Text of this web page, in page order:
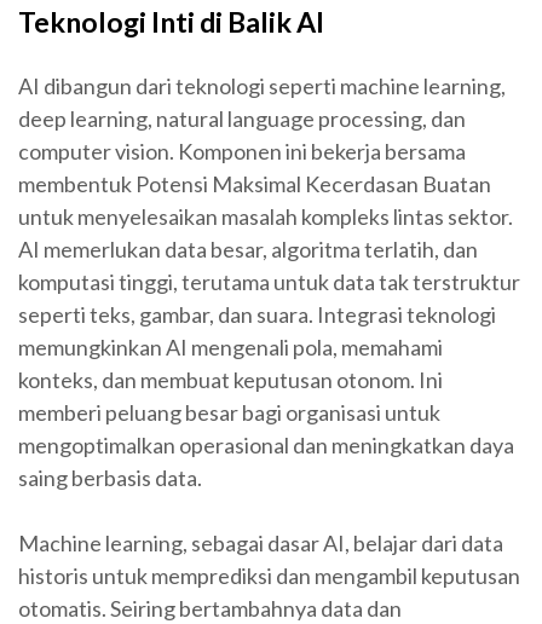
Teknologi Inti di Balik AI
AI dibangun dari teknologi seperti machine learning,
deep learning, natural language processing, dan
computer vision. Komponen ini bekerja bersama
membentuk Potensi Maksimal Kecerdasan Buatan
untuk menyelesaikan masalah kompleks lintas sektor.
AI memerlukan data besar, algoritma terlatih, dan
komputasi tinggi, terutama untuk data tak terstruktur
seperti teks, gambar, dan suara. Integrasi teknologi
memungkinkan AI mengenali pola, memahami
konteks, dan membuat keputusan otonom. Ini
memberi peluang besar bagi organisasi untuk
mengoptimalkan operasional dan meningkatkan daya
saing berbasis data.
Machine learning, sebagai dasar AI, belajar dari data
historis untuk memprediksi dan mengambil keputusan
otomatis. Seiring bertambahnya data dan